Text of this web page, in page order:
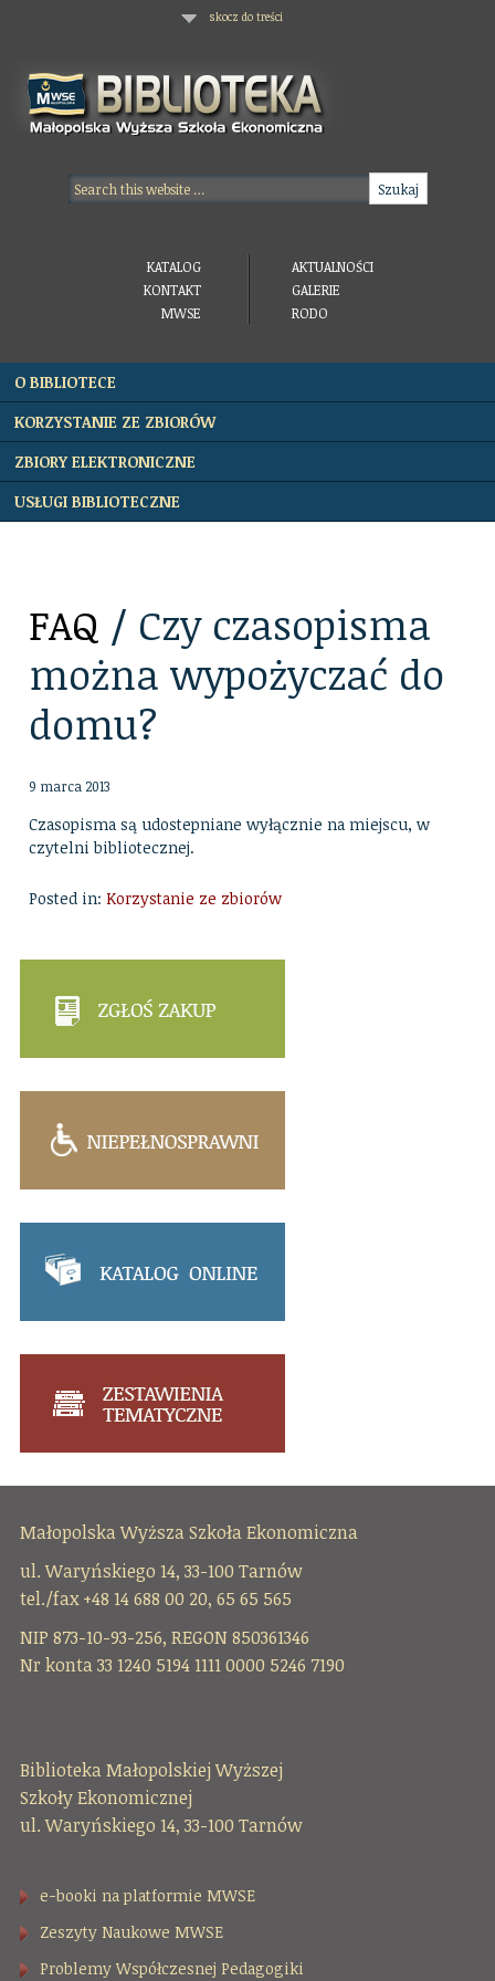
skocz do treści
KATALOG
KONTAKT
MWSE
AKTUALNOŚCI
GALERIE
RODO
O BIBLIOTECE
KORZYSTANIE ZE ZBIORÓW
ZBIORY ELEKTRONICZNE
USŁUGI BIBLIOTECZNE
FAQ / Czy czasopisma
można wypożyczać do
domu?
9 marca 2013
Czasopisma są udostepniane wyłącznie na miejscu, w
czytelni bibliotecznej.
Posted in:Korzystanie ze zbiorów
Małopolska Wyższa Szkoła Ekonomiczna
ul. Waryńskiego 14, 33-100 Tarnów
tel./fax +48 14 688 00 20, 65 65 565
NIP 873-10-93-256, REGON 850361346
Nr konta 33 1240 5194 1111 0000 5246 7190
Biblioteka Małopolskiej Wyższej
Szkoły Ekonomicznej
ul. Waryńskiego 14, 33-100 Tarnów
e-booki na platformie MWSE
Zeszyty Naukowe MWSE
Problemy Współczesnej Pedagogiki